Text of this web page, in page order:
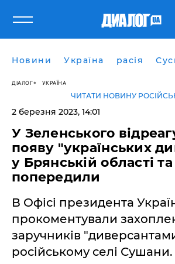
Новини Україна расія
ДІАЛОГ УКРАЇНА
ЧИТАТИ НОВИНУ
2 березня 2023, 14:01
У Зеленського
появу "українських
у Брянській області та
попередили
В Офісі президента
прокоментували
заручників
російському селі Сушани.